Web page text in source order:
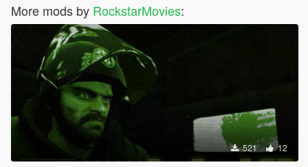
More mods by RockstarMovies:
521 12